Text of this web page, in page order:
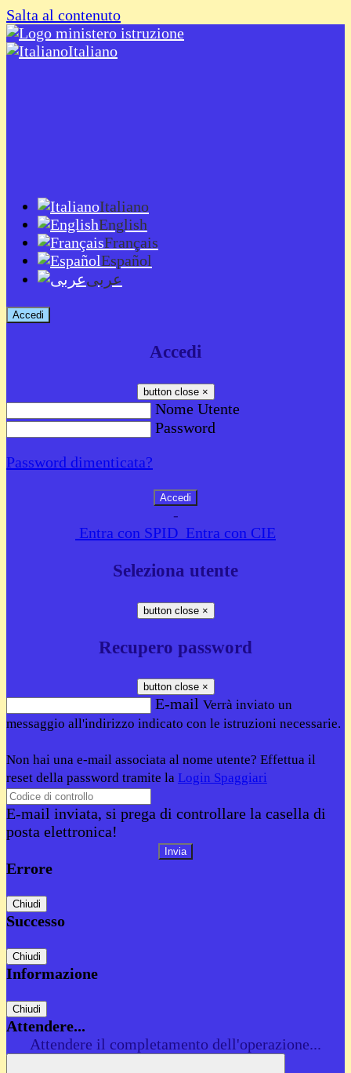
Salta al contenuto
Italiano
Italiano
English
Français
Español
عربى
Accedi
Accedi
button close ×
Nome Utente
Password
Password dimenticata?
-
Entra con SPID Entra con CIE
Seleziona utente
button close ×
Recupero password
button close ×
E-mail Verrà inviato un
messaggio all'indirizzo indicato con le istruzioni necessarie.
Non hai una e-mail associata al nome utente? Effettua il
reset della password tramite la Login Spaggiari
E-mail inviata, si prega di controllare la casella di
posta elettronica!
Errore
Chiudi
Successo
Chiudi
Informazione
Chiudi
Attendere...
Attendere il completamento dell'operazione...